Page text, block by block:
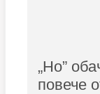
„Но”
повече